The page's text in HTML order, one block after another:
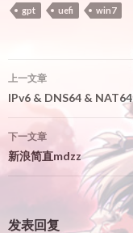
gpt uefi win7
文
章
导
航
上一文章
IPv6 & DNS64 & NAT64
下一文章
新浪简直mdzz
发表回复